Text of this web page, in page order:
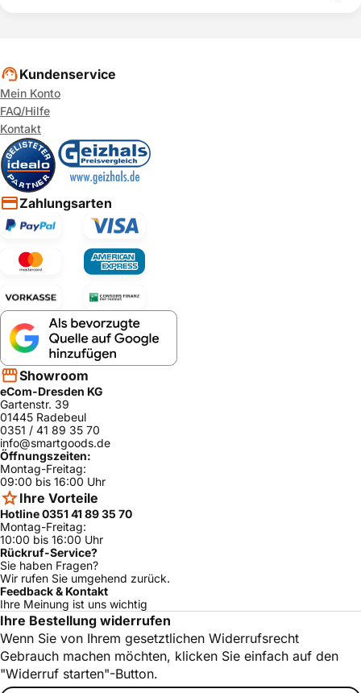
Kundenservice
Mein Konto
FAQ/Hilfe
Kontakt
Zahlungsarten
Showroom
eCom-Dresden KG
Gartenstr. 39
01445 Radebeul
0351 / 41 89 35 70
info@smartgoods.de
Öffnungszeiten:
Montag-Freitag:
09:00 bis 16:00 Uhr
Ihre Vorteile
Hotline 0351 41 89 35 70
Montag-Freitag:
10:00 bis 16:00 Uhr
Rückruf-Service?
Sie haben Fragen?
Wir rufen Sie umgehend zurück.
Feedback & Kontakt
Ihre Meinung ist uns wichtig
Ihre Bestellung widerrufen
Wenn Sie von Ihrem gesetztlichen Widerrufsrecht
Gebrauch machen möchten, klicken Sie einfach auf den
"Widerruf starten"-Button.